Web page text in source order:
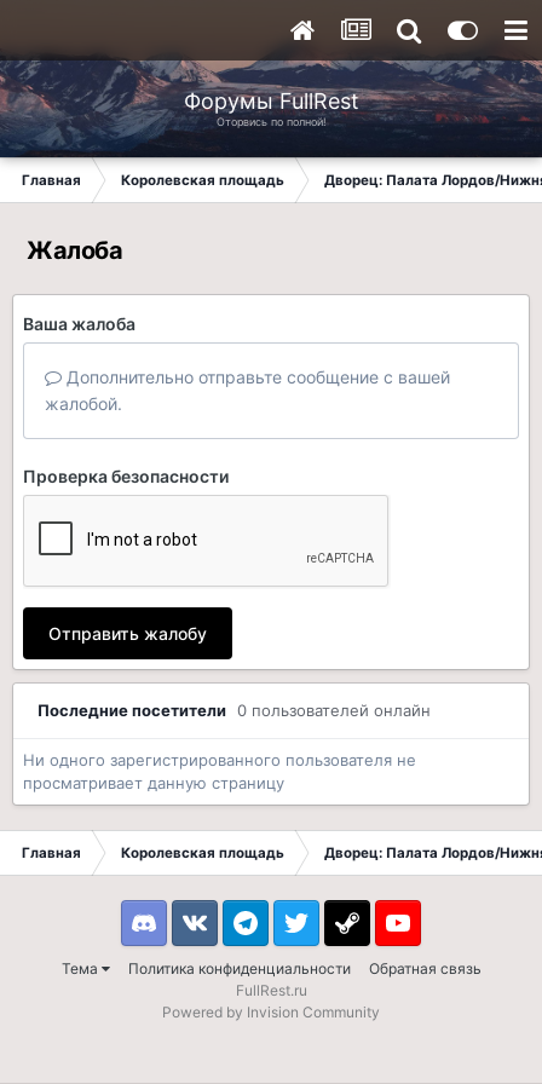
Форумы FullRest
Оторвись по полной!
Главная Королевская площадь Дворец: Палата Лордов/
Жалоба
Ваша жалоба
Дополнительно отправьте сообщение с вашей
жалобой.
Проверка безопасности
Отправить жалобу
Последние посетители 0 пользователей онлайн
Ни одного зарегистрированного пользователя не
просматривает данную страницу
Главная Королевская площадь Дворец: Палата Лордов/
Тема Политика конфиденциальности Обратная связь
DiscordVK TelegramTwitter Steam Youtube
FullRest.ru
Powered by Invision Community